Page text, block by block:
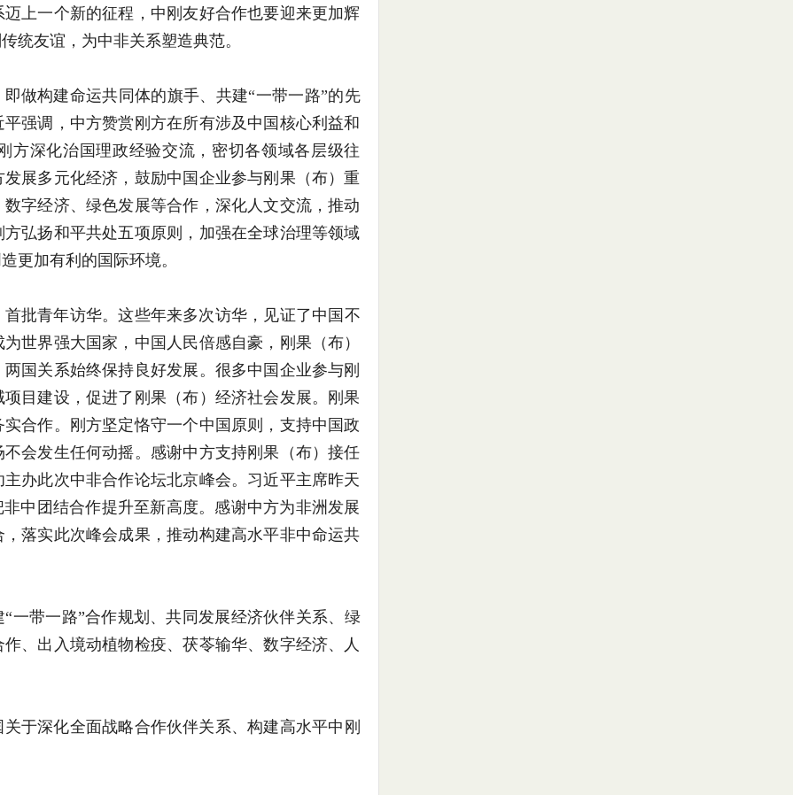
上一个新的征程，中刚友好合作也要迎来更加辉
统友谊，为中非关系塑造典范。
做构建命运共同体的旗手、共建“一带一路”的先
强调，中方赞赏刚方在所有涉及中国核心利益和
方深化治国理政经验交流，密切各领域各层级往
展多元化经济，鼓励中国企业参与刚果（布）重
字经济、绿色发展等合作，深化人文交流，推动
弘扬和平共处五项原则，加强在全球治理等领域
更加有利的国际环境。
批青年访华。这些年来多次访华，见证了中国不
世界强大国家，中国人民倍感自豪，刚果（布）
国关系始终保持良好发展。很多中国企业参与刚
目建设，促进了刚果（布）经济社会发展。刚果
合作。刚方坚定恪守一个中国原则，支持中国政
会发生任何动摇。感谢中方支持刚果（布）接任
办此次中非合作论坛北京峰会。习近平主席昨天
中团结合作提升至新高度。感谢中方为非洲发展
落实此次峰会成果，推动构建高水平非中命运共
一带一路”合作规划、共同发展经济伙伴关系、绿
、出入境动植物检疫、茯苓输华、数字经济、人
于深化全面战略合作伙伴关系、构建高水平中刚